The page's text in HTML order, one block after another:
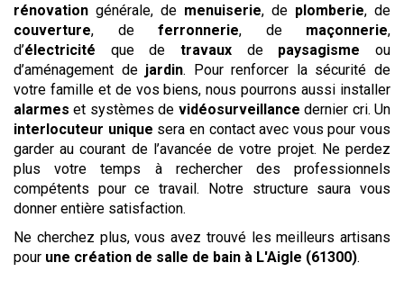
rénovation générale, de menuiserie, de plomberie, de
couverture, de ferronnerie, de maçonnerie,
d’électricité que de travaux de paysagisme ou
d’aménagement de jardin. Pour renforcer la sécurité de
votre famille et de vos biens, nous pourrons aussi installer
alarmes et systèmes de vidéosurveillance dernier cri. Un
interlocuteur unique sera en contact avec vous pour vous
garder au courant de l’avancée de votre projet. Ne perdez
plus votre temps à rechercher des professionnels
compétents pour ce travail. Notre structure saura vous
donner entière satisfaction.
Ne cherchez plus, vous avez trouvé les meilleurs artisans
pour une création de salle de bain à L'Aigle (61300).